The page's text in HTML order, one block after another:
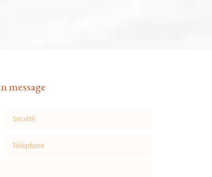
message